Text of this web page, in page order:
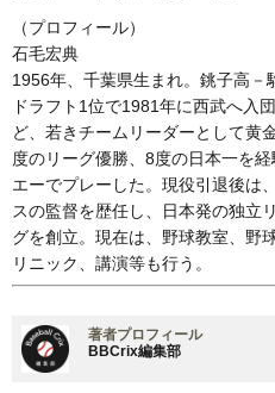
（プロフィール）
石毛宏典
1956年、千葉県生まれ。銚子高－
ドラフト1位で1981年に西武へ入
ど、若きチームリーダーとして黄
度のリーグ優勝、8度の日本一を
エーでプレーした。現役引退後は
スの監督を歴任し、日本発の独立
グを創立。現在は、野球教室、野
リニック、講演等も行う。
著者プロフィール
BBCrix編集部